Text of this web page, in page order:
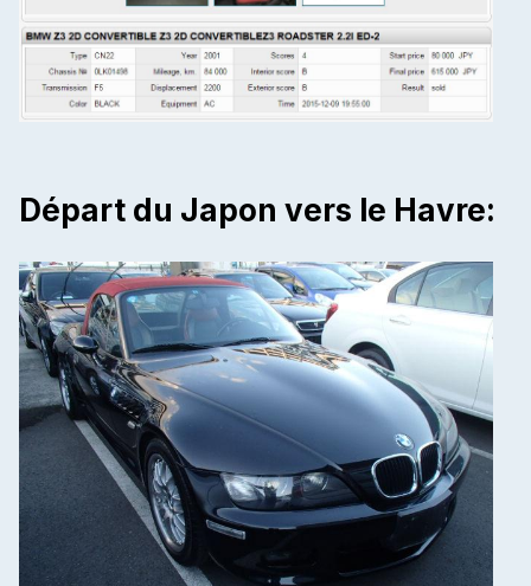
Départ du Japon vers le Havre: